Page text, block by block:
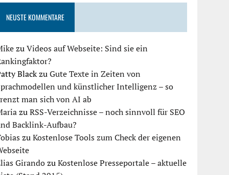
NEUSTE KOMMENTARE
zuVideos auf Webseite: Sind sie ein
BlackzuGute Texte in Zeiten von
und künstlicher Intelligenz – so
man sich von AI ab
zuRSS-Verzeichnisse – noch sinnvoll für SEO
Backlink-Aufbau?
zuKostenlose Tools zum Check der eigenen
GirandozuKostenlose Presseportale – aktuelle